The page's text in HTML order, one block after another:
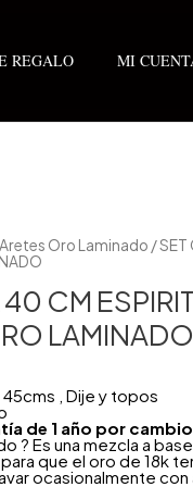
REGALO MI
Aretes Oro Laminado / SET
CM
LAMINADO
, Dije y topos
de 1 año por
? Es una mezcla a
que el oro de 18k
ocasionalmente